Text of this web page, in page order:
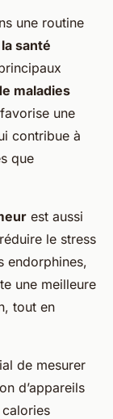
une routine
santé
maladies
une
contribue à
que
est aussi
le stress
endorphines,
une meilleure
tout en
de mesurer
d’appareils